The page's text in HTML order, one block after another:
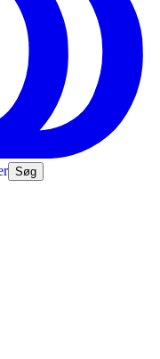
Søg